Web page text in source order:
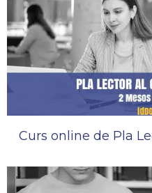
Curs online de Pla